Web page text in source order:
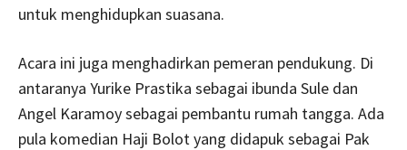
untuk menghidupkan suasana.
Acara ini juga menghadirkan pemeran pendukung. Di
antaranya Yurike Prastika sebagai ibunda Sule dan
Angel Karamoy sebagai pembantu rumah tangga. Ada
pula komedian Haji Bolot yang didapuk sebagai Pak